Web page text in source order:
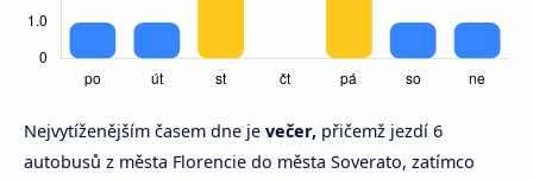
Nejvytíženějším časem dne je večer, přičemž jezdí 6
autobusů z města Florencie do města Soverato, zatímco